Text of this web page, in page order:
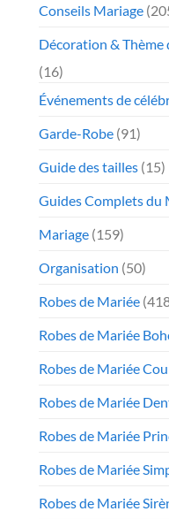
Conseils Mariage
Décoration & Thème
(16)
Événements de
Garde-Robe (91)
Guide des tailles (15)
Guides Complets du
Mariage (159)
Organisation (50)
Robes de Mariée
Robes de Mariée
Robes de Mariée
Robes de Mariée
Robes de Mariée
Robes de Mariée
Robes de Mariée